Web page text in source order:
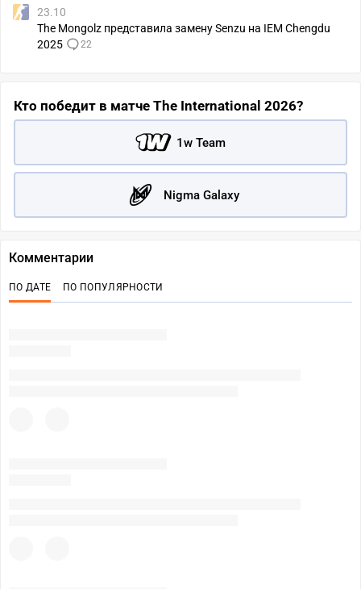
23.10
The Mongolz представила замену Senzu на IEM Chengdu
2025
22
Кто победит в матче The International 2026?
1w Team
Nigma Galaxy
Комментарии
ПО ДАТЕ ПО ПОПУЛЯРНОСТИ